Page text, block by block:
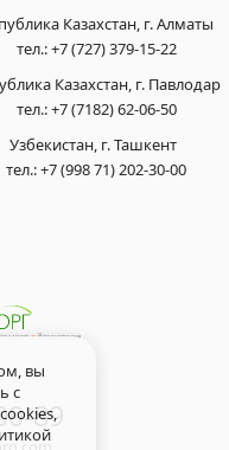
Казахстан, г. Алматы
тел.:+7 (727) 379-15-22
Казахстан, г. Павлодар
тел.:+7 (7182) 62-06-50
Узбекистан, г. Ташкент
тел.:+7 (998 71) 202-30-00
89
вы
с